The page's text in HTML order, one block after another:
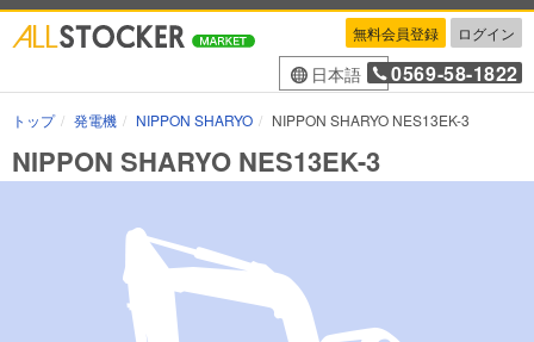
無料会員登録 ログイン
日本語 0569-58-1822
トップ 発電機 NIPPON SHARYO NIPPON SHARYO NES13EK-3
NIPPON SHARYO NES13EK-3